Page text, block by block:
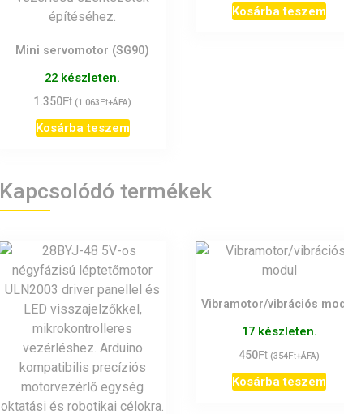
Mini servomotor (SG90)
22 készleten.
1.350Ft (1.063Ft+ÁFA)
Kosárba teszem
Kosárba teszem
Kapcsolódó termékek
Vibramotor/vibrációs
17 készleten.
450Ft (354Ft+ÁFA)
Kosárba teszem